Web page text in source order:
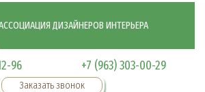
ДИЗАЙНЕРОВ ИНТЕРЬЕРА
96 +7 (963) 303-00-29
Заказать звонок